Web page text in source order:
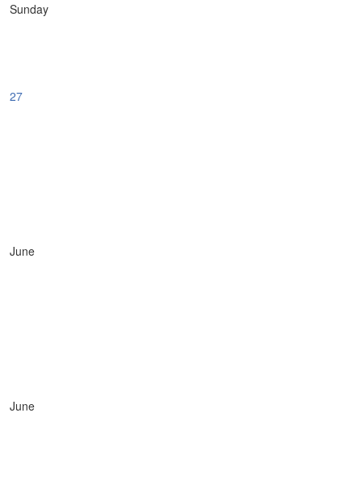
Sunday
27
June
June